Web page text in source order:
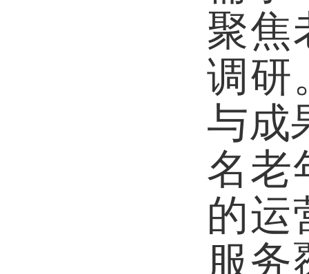
聚焦
调研
与成
名老
的运
服务